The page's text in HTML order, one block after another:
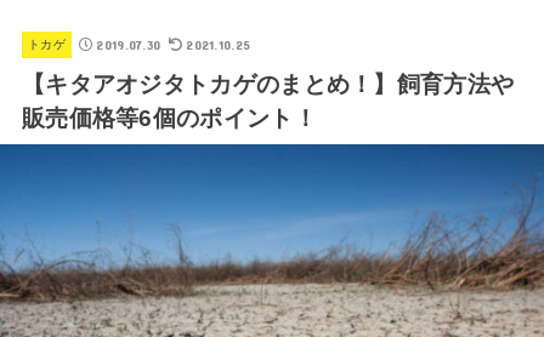
トカゲ 2019.07.30 2021.10.25
【キタアオジタトカゲのまとめ！】飼育方法や
販売価格等6個のポイント！